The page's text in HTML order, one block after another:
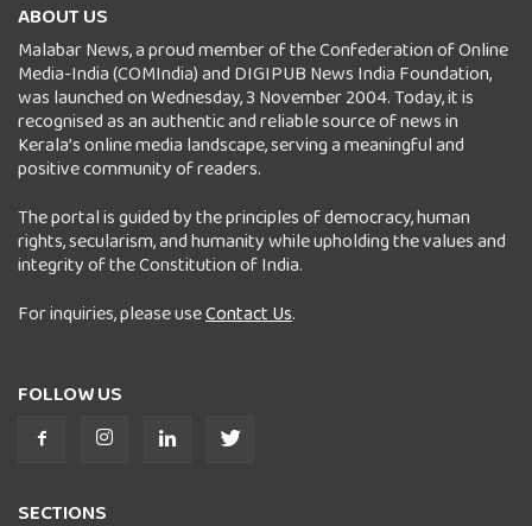
ABOUT US
Malabar News, a proud member of the Confederation of Online
Media-India (COMIndia) and DIGIPUB News India Foundation,
was launched on Wednesday, 3 November 2004. Today, it is
recognised as an authentic and reliable source of news in
Kerala’s online media landscape, serving a meaningful and
positive community of readers.
The portal is guided by the principles of democracy, human
rights, secularism, and humanity while upholding the values and
integrity of the Constitution of India.
For inquiries, please useContact Us.
FOLLOW US
SECTIONS